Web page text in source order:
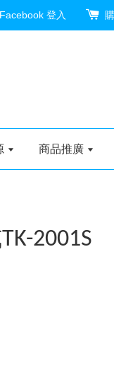
Facebook 登入
商品推廣
2001S